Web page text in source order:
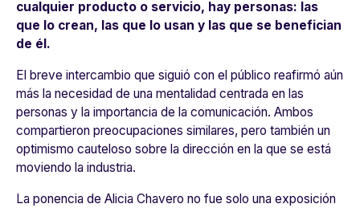
cualquier producto o servicio, hay personas: las
que lo crean, las que lo usan y las que se benefician
de él.
El breve intercambio que siguió con el público reafirmó aún
más la necesidad de una mentalidad centrada en las
personas y la importancia de la comunicación. Ambos
compartieron preocupaciones similares, pero también un
optimismo cauteloso sobre la dirección en la que se está
moviendo la industria.
La ponencia de Alicia Chavero no fue solo una exposición